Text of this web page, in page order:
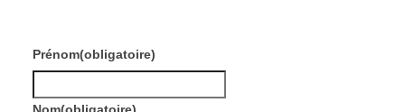
Prénom(obligatoire)